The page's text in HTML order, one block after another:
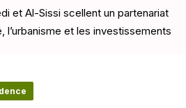
et Al-Sissi scellent un partenariat
l’urbanisme et les investissements